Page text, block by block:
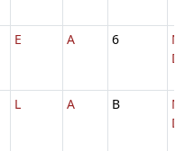
E A 6
L A B